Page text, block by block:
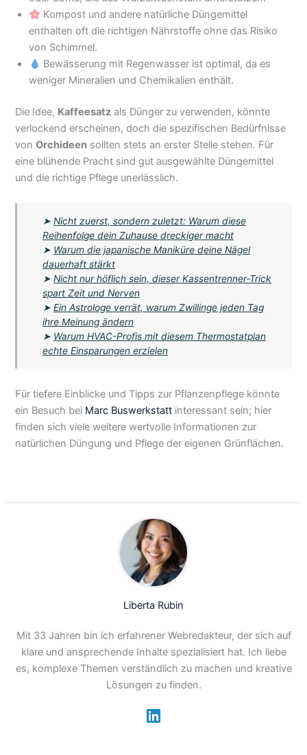
Kompost und andere natürliche Düngemittel
enthalten oft die richtigen Nährstoffe ohne das Risiko
von Schimmel.
Bewässerung mit Regenwasser ist optimal, da es
weniger Mineralien und Chemikalien enthält.
Die Idee, Kaffeesatz als Dünger zu verwenden, könnte
verlockend erscheinen, doch die spezifischen Bedürfnisse
vonOrchideen sollten stets an erster Stelle stehen. Für
eine blühende Pracht sind gut ausgewählte Düngemittel
und die richtige Pflege unerlässlich.
➤Nicht zuerst, sondern zuletzt: Warum diese
Reihenfolge dein Zuhause dreckiger macht
➤ Warum die japanische Maniküre deine Nägel
dauerhaft stärkt
➤Nicht nur höflich sein, dieser Kassentrenner-Trick
spart Zeit und Nerven
➤Ein Astrologe verrät, warum Zwillinge jeden Tag
ihre Meinung ändern
➤ Warum HVAC-Profis mit diesem Thermostatplan
echte Einsparungen erzielen
Für tiefere Einblicke und Tipps zur Pflanzenpflege könnte
ein Besuch bei Marc Buswerkstatt interessant sein; hier
finden sich viele weitere wertvolle Informationen zur
natürlichen Düngung und Pflege der eigenen Grünflächen.
Liberta Rubin
Mit 33 Jahren bin ich erfahrener Webredakteur, der sich auf
klare und ansprechende Inhalte spezialisiert hat. Ich liebe
es, komplexe Themen verständlich zu machen und kreative
Lösungen zu finden.